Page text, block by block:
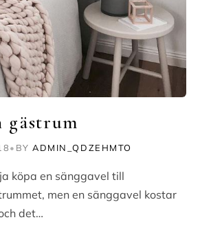
• BYADMIN_QDZEHMTO
köpa en sänggavel till
men en sänggavel kostar
det…